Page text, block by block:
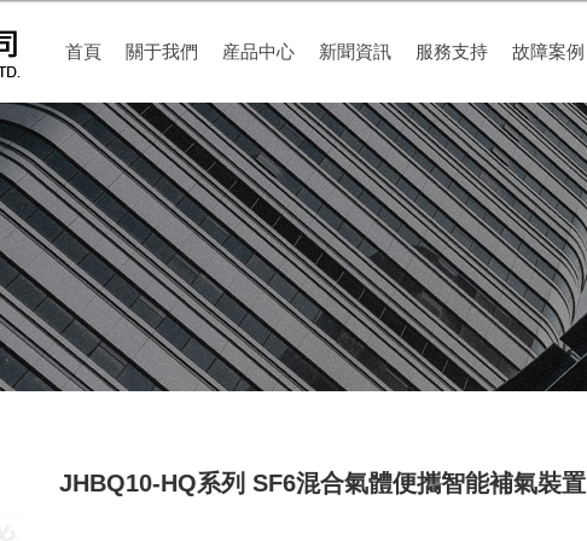
首頁 關于我們 産品中心 新聞資訊 服務支持 故障案例
JHBQ10-HQ系列 SF6混合氣體便攜智能補氣裝置